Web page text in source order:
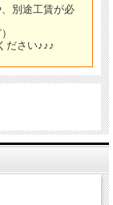
別途工賃が必
ださい♪♪♪